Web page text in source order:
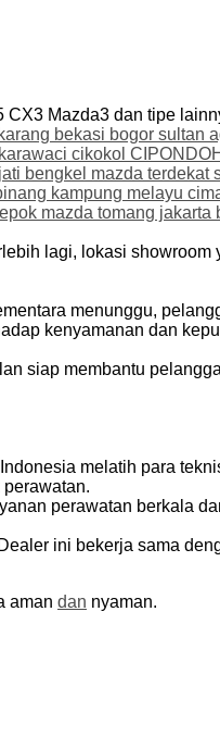
CX3 Mazda3 dan tipe
lagi, lokasi showroom
menunggu,
kenyamanan dan
siap membantu
melatih para
perawatan berkala
ini bekerja sama
aman dan nyaman.